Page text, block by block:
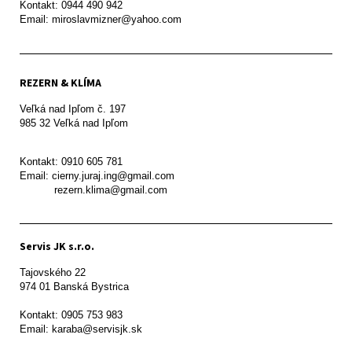
Kontakt: 0944 490 942
REZERN & KLÍMA
Veľká nad Ipľom č. 197
985 32 Veľká nad Ipľom
Kontakt: 0910 605 781
Email: cierny.juraj.ing@gmail.com
           rezern.klima@gmail.com
Servis JK s.r.o.
Tajovského 22
974 01 Banská Bystrica
Kontakt: 0905 753 983
Email: karaba@servisjk.sk